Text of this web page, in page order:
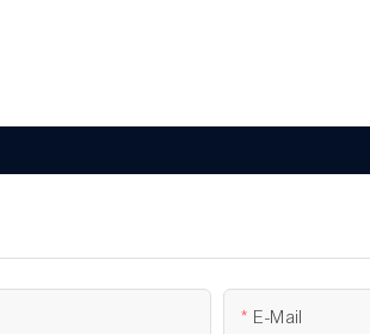
E-Mail